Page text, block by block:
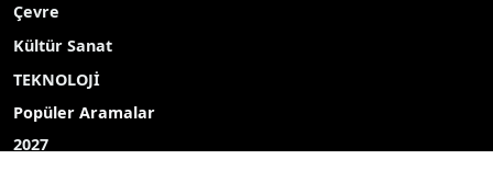
Çevre
Kültür Sanat
TEKNOLOJİ
Popüler Aramalar
2027